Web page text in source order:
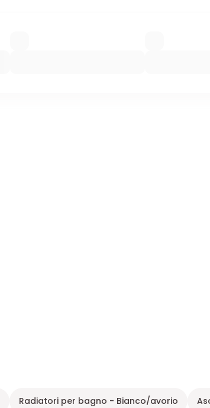
Radiatori per bagno - Bianco/avorio